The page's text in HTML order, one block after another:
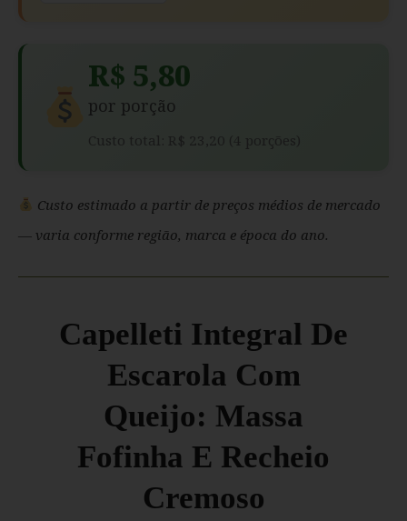
R$ 5,80
por porção
Custo total: R$ 23,20 (4 porções)
Custo estimado a partir de preços médios de mercado
— varia conforme região, marca e época do ano.
Capelleti Integral De
Escarola Com
Queijo: Massa
Fofinha E Recheio
Cremoso